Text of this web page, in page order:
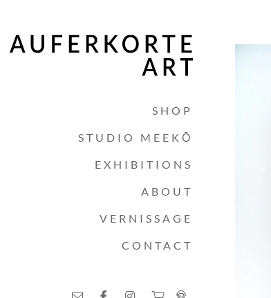
SHOP
STUDIO MEEKŌ
EXHIBITIONS
ABOUT
VERNISSAGE
CONTACT